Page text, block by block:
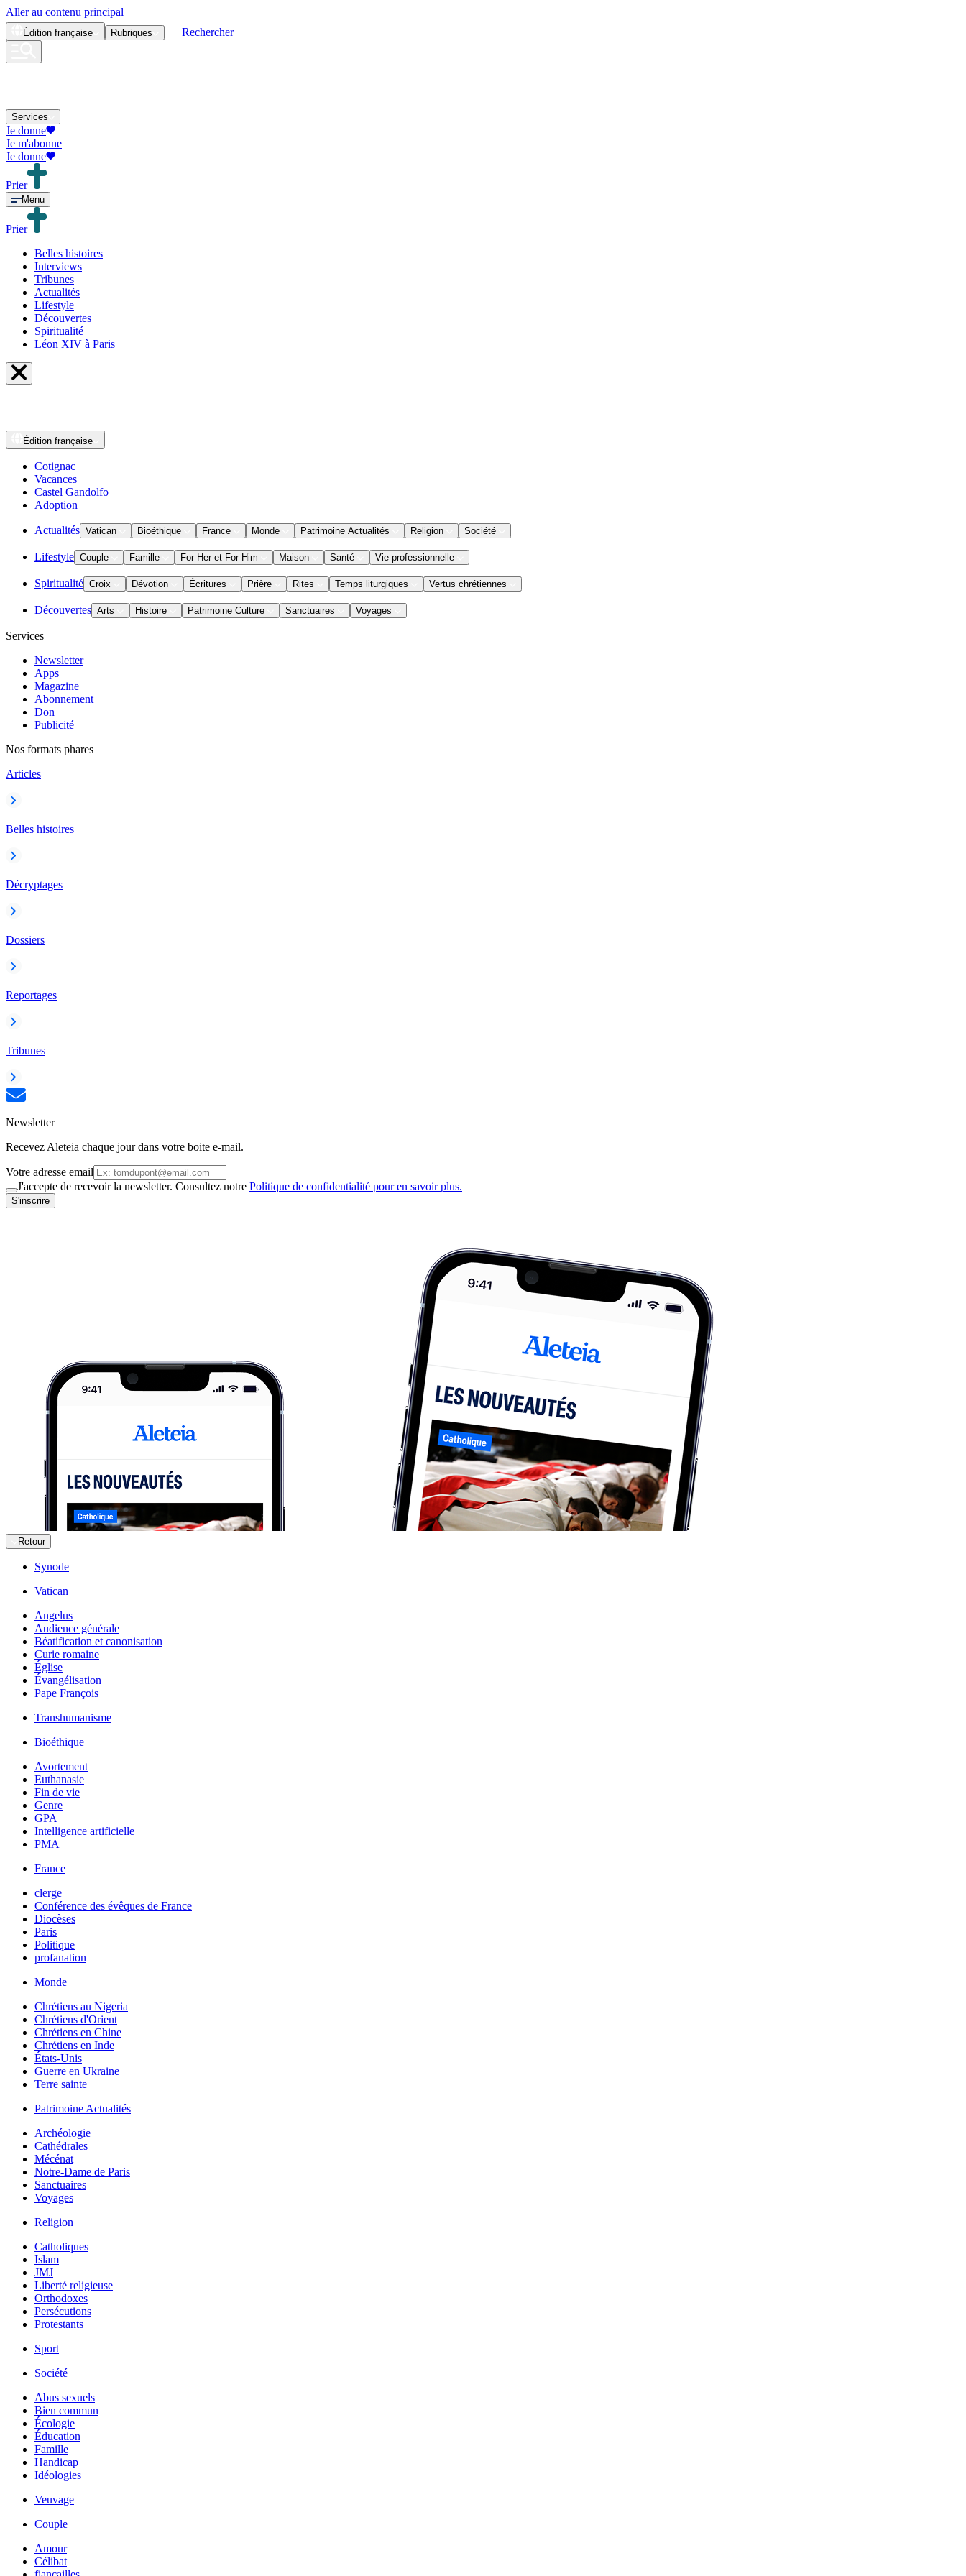
Aller au contenu principal
Édition française Rubriques Rechercher
Services
Je donne
Je m'abonne
Je donne
Prier
Menu
Prier
Belles histoires
Interviews
Tribunes
Actualités
Lifestyle
Découvertes
Spiritualité
Léon XIV à Paris
Édition française
Cotignac
Vacances
Castel Gandolfo
Adoption
Actualités Vatican Bioéthique France Monde Patrimoine Actualités Religion Société
Lifestyle Couple Famille For Her et For Him Maison Santé Vie professionnelle
Spiritualité Croix Dévotion Écritures Prière Rites Temps liturgiques Vertus chrétiennes
Découvertes Arts Histoire Patrimoine Culture Sanctuaires Voyages
Services
Newsletter
Apps
Magazine
Abonnement
Don
Publicité
Nos formats phares
Articles
Belles histoires
Décryptages
Dossiers
Reportages
Tribunes
Newsletter
Recevez Aleteia chaque jour dans votre boite e-mail.
Votre adresse email
J'accepte de recevoir la newsletter. Consultez notre Politique de confidentialité pour en savoir plus.
S'inscrire
Retour
Synode
Vatican
Angelus
Audience générale
Béatification et canonisation
Curie romaine
Église
Évangélisation
Pape François
Transhumanisme
Bioéthique
Avortement
Euthanasie
Fin de vie
Genre
GPA
Intelligence artificielle
PMA
France
clerge
Conférence des évêques de France
Diocèses
Paris
Politique
profanation
Monde
Chrétiens au Nigeria
Chrétiens d'Orient
Chrétiens en Chine
Chrétiens en Inde
États-Unis
Guerre en Ukraine
Terre sainte
Patrimoine Actualités
Archéologie
Cathédrales
Mécénat
Notre-Dame de Paris
Sanctuaires
Voyages
Religion
Catholiques
Islam
JMJ
Liberté religieuse
Orthodoxes
Persécutions
Protestants
Sport
Société
Abus sexuels
Bien commun
Écologie
Éducation
Famille
Handicap
Idéologies
Veuvage
Couple
Amour
Célibat